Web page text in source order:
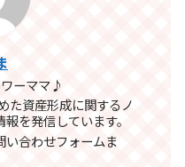
ーママ♪
た資産形成に関するノ
を発信しています。
合わせフォームま